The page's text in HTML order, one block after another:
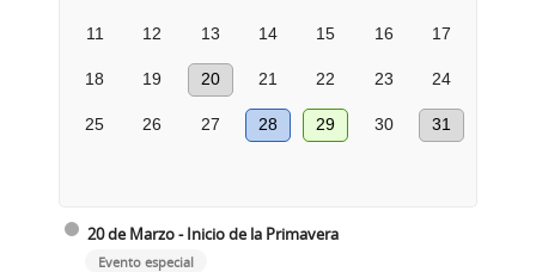
11 12 13 14 15 16 17
18 19 20 21 22 23 24
25 26 27 28 29 30 31
20 de Marzo - Inicio de la Primavera
Evento especial